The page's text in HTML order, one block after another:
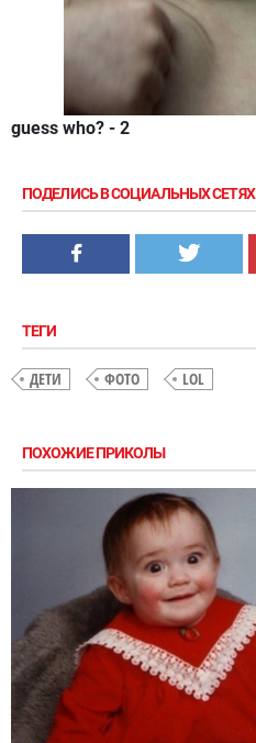
guess who? - 2
ПОДЕЛИСЬ В СОЦИАЛЬНЫХ СЕТЯХ
ТЕГИ
ДЕТИ ФОТО LOL
ПОХОЖИЕ ПРИКОЛЫ